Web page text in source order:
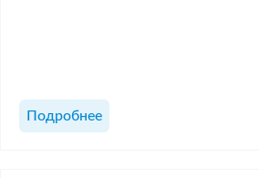
Подробнее